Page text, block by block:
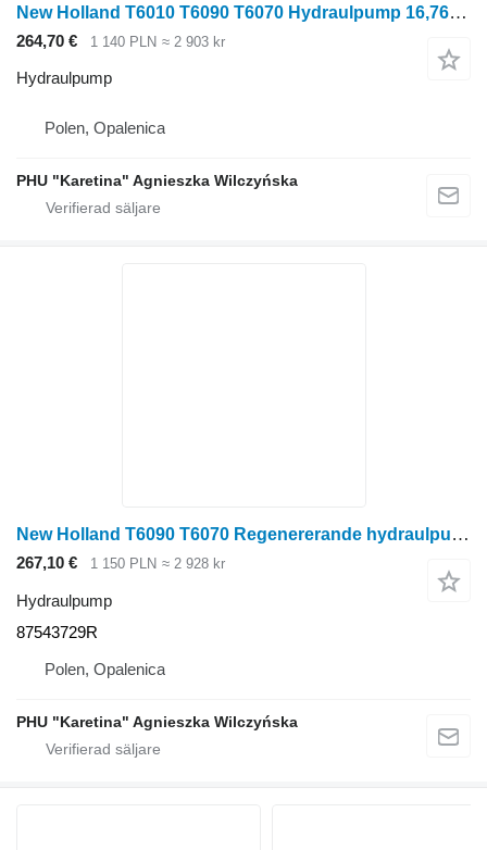
New Holland T6010 T6090 T6070 Hydraulpump 16,76 cc 87603409 till New Holland T6010 T6090 T6070 hjultraktor
264,70 € 1 140 PLN ≈ 2 903 kr
Hydraulpump
Polen, Opalenica
PHU "Karetina" Agnieszka Wilczyńska
New Holland T6090 T6070 Regenererande hydraulpump 87543729R till New Holland T6090 T6070 skördetröska
267,10 € 1 150 PLN ≈ 2 928 kr
Hydraulpump
87543729R
Polen, Opalenica
PHU "Karetina" Agnieszka Wilczyńska